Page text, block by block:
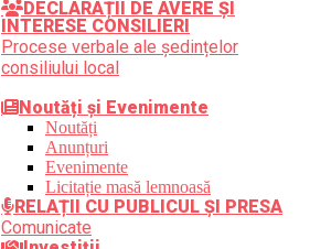
DECLARAȚII DE AVERE ȘI
INTERESE CONSILIERI
Procese verbale ale ședințelor
consiliului local
Noutăți și Evenimente
Noutăți
Anunțuri
Evenimente
Licitație masă lemnoasă
RELAȚII CU PUBLICUL ȘI PRESA
Comunicate